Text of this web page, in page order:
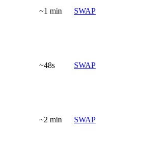
~1 min SWAP
~48s SWAP
~2 min SWAP